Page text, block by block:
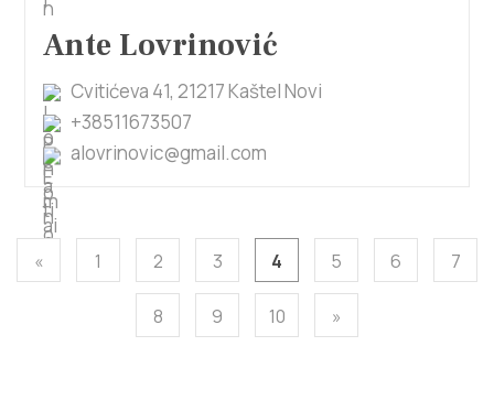
Ante Lovrinović
Cvitićeva 41, 21217 Kaštel Novi
+38511673507
alovrinovic@gmail.com
« 1 2 3 4 5 6 7
8 9 10 »